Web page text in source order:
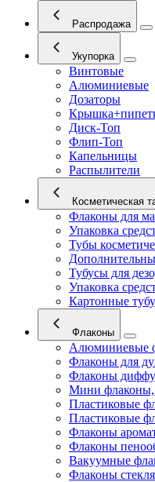
Распродажа
Укупорка
Винтовые
Алюминиевые
Дозаторы
Диск-Топ
Флип-Топ
Капельницы
Распылители
Косметическая
Флаконы для
Упаковка
Тубы
Тубусы для
Упаковка
Картонные
Флаконы
Алюминиевые
Флаконы для
Флаконы
Мини флаконы,
Пластиковые
Пластиковые
Флаконы
Флаконы
Вакуумные
Флаконы